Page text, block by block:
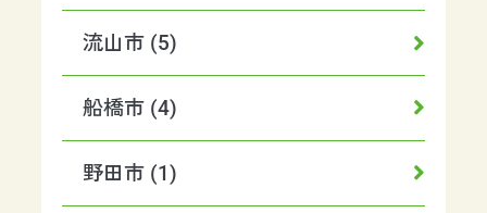
流山市 (5)
船橋市 (4)
野田市 (1)